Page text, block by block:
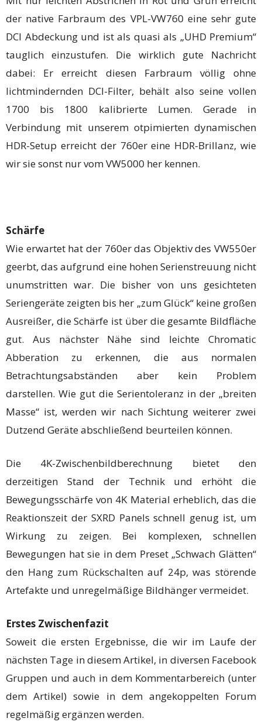
der native Farbraum des VPL-VW760 eine sehr gute
DCI Abdeckung und ist als quasi als „UHD Premium“
tauglich einzustufen. Die wirklich gute Nachricht
dabei: Er erreicht diesen Farbraum völlig ohne
lichtmindernden DCI-Filter, behält also seine vollen
1700 bis 1800 kalibrierte Lumen. Gerade in
Verbindung mit unserem otpimierten dynamischen
HDR-Setup erreicht der 760er eine HDR-Brillanz, wie
wir sie sonst nur vom VW5000 her kennen.
Schärfe
Wie erwartet hat der 760er das Objektiv des VW550er
geerbt, das aufgrund eine hohen Serienstreuung nicht
unumstritten war. Die bisher von uns gesichteten
Seriengeräte zeigten bis her „zum Glück“ keine großen
Ausreißer, die Schärfe ist über die gesamte Bildfläche
gut. Aus nächster Nähe sind leichte Chromatic
Abberation zu erkennen, die aus normalen
Betrachtungsabständen aber kein Problem
darstellen. Wie gut die Serientoleranz in der „breiten
Masse“ ist, werden wir nach Sichtung weiterer zwei
Dutzend Geräte abschließend beurteilen können.
Die 4K-Zwischenbildberechnung bietet den
derzeitigen Stand der Technik und erhöht die
Bewegungsschärfe von 4K Material erheblich, das die
Reaktionszeit der SXRD Panels schnell genug ist, um
Wirkung zu zeigen. Bei komplexen, schnellen
Bewegungen hat sie in dem Preset „Schwach Glätten“
den Hang zum Rückschalten auf 24p, was störende
Artefakte und unregelmäßige Bildhänger vermeidet.
Erstes Zwischenfazit
Soweit die ersten Ergebnisse, die wir im Laufe der
nächsten Tage in diesem Artikel, in diversen Facebook
Gruppen und auch in dem Kommentarbereich (unter
dem Artikel) sowie in dem angekoppelten Forum
regelmäßig ergänzen werden.